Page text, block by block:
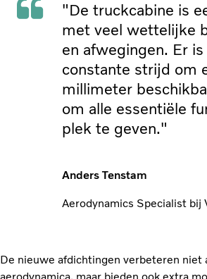
"De truckcabine is
met veel wettelijke
en afwegingen. Er is
constante strijd om
millimeter
om alle essentiële
plek te geven."
Anders Tenstam
Aerodynamics Specialist bij
De nieuwe afdichtingen verbeteren niet